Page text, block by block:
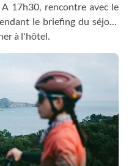
17h30, rencontre avec le
le briefing du séjour
à l'hôtel.